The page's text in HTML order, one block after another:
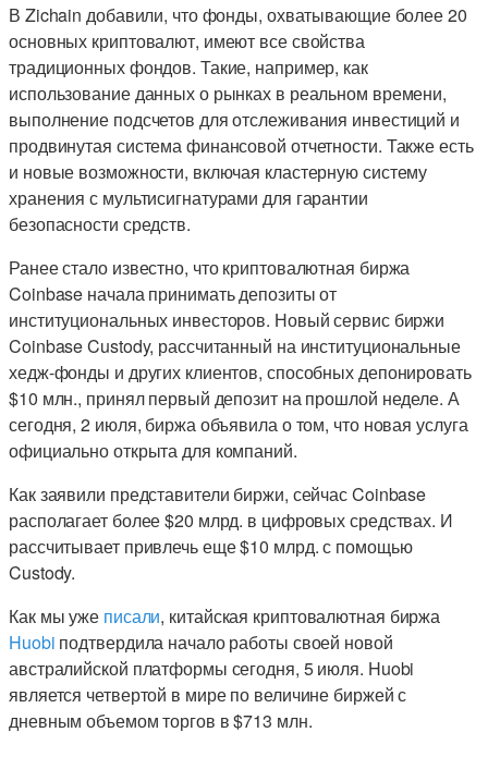
В Zichain добавили, что фонды, охватывающие более 20
основных криптовалют, имеют все свойства
традиционных фондов. Такие, например, как
использование данных о рынках в реальном времени,
выполнение подсчетов для отслеживания инвестиций и
продвинутая система финансовой отчетности. Также есть
и новые возможности, включая кластерную систему
хранения с мультисигнатурами для гарантии
безопасности средств.
Ранее стало известно, что криптовалютная биржа
Coinbase начала принимать депозиты от
институциональных инвесторов. Новый сервис биржи
Coinbase Custody, рассчитанный на институциональные
хедж-фонды и других клиентов, способных депонировать
$10 млн., принял первый депозит на прошлой неделе. А
сегодня, 2 июля, биржа объявила о том, что новая услуга
официально открыта для компаний.
Как заявили представители биржи, сейчас Coinbase
располагает более $20 млрд. в цифровых средствах. И
рассчитывает привлечь еще $10 млрд. с помощью
Custody.
Как мы уже писали, китайская криптовалютная биржа
Huobi подтвердила начало работы своей новой
австралийской платформы сегодня, 5 июля. Huobi
является четвертой в мире по величине биржей с
дневным объемом торгов в $713 млн.